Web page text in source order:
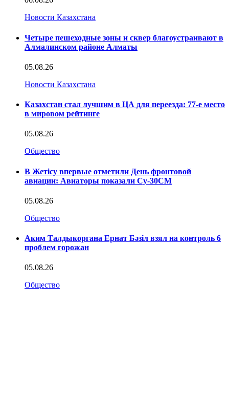
Новости Казахстана
Четыре пешеходные зоны и сквер благоустраивают в
Алмалинском районе Алматы
05.08.26
Новости Казахстана
Казахстан стал лучшим в ЦА для переезда: 77-е место
в мировом рейтинге
05.08.26
Общество
В Жетісу впервые отметили День фронтовой
авиации: Авиаторы показали Су-30СМ
05.08.26
Общество
Аким Талдыкоргана Ернат Бәзіл взял на контроль 6
проблем горожан
05.08.26
Общество